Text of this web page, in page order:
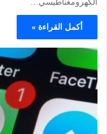
الكهرومغناطيسي…
أكمل القراءة »